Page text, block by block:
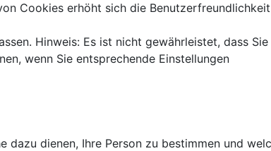
Cookies erhöht sich die Benutzerfreundlichkeit
Hinweis: Es ist nicht gewährleistet, dass Sie
wenn Sie entsprechende Einstellungen
dienen, Ihre Person zu bestimmen und